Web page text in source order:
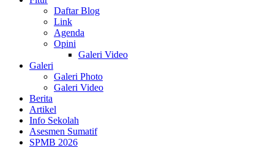
Daftar Blog
Link
Agenda
Opini
Galeri Video
Galeri
Galeri Photo
Galeri Video
Berita
Artikel
Info Sekolah
Asesmen Sumatif
SPMB 2026